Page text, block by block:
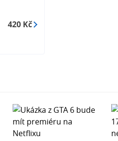
420 Kč